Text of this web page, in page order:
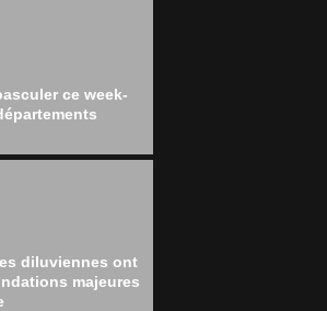
ce week-
diluviennes ont
majeures